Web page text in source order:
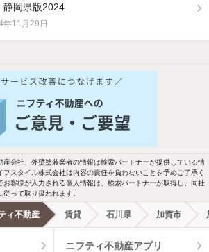
静岡県版2024
年11月29日
産会社、外壁塗装業者の情報は検索パートナーが提供している情
フスタイル株式会社は内容の責任を負わないことを予めご了承く
お客様が入力される個人情報は、検索パートナーが取得し、同社
って取り扱われます。
ィ不動産 賃貸 石川県 加賀市
ニフティ不動産アプリ